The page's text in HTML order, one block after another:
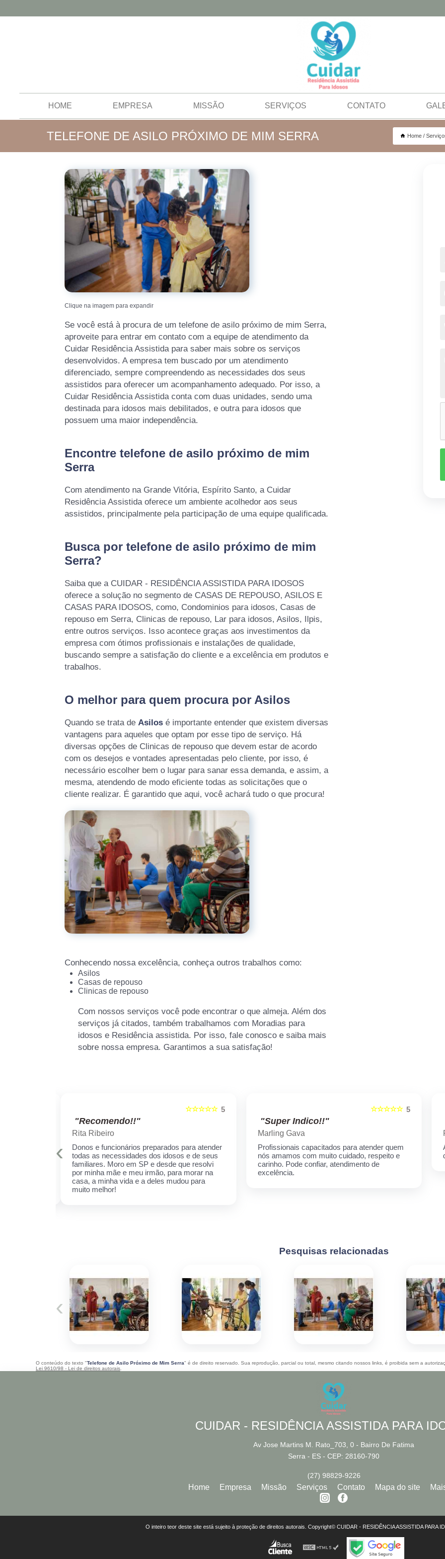
HOME EMPRESA MISSÃO SERVIÇOS CONTATO
TELEFONE DE ASILO PRÓXIMO DE MIM SERRA Home
Clique na imagem para expandir
Se você está à procura de um telefone de asilo próximo de mim Serra,
aproveite para entrar em contato com a equipe de atendimento da
Cuidar Residência Assistida para saber mais sobre os serviços
desenvolvidos. A empresa tem buscado por um atendimento
diferenciado, sempre compreendendo as necessidades dos seus
assistidos para oferecer um acompanhamento adequado. Por isso, a
Cuidar Residência Assistida conta com duas unidades, sendo uma
destinada para idosos mais debilitados, e outra para idosos que
possuem uma maior independência.
Encontre telefone de asilo próximo de mim
Serra
Com atendimento na Grande Vitória, Espírito Santo, a Cuidar
Residência Assistida oferece um ambiente acolhedor aos seus
assistidos, principalmente pela participação de uma equipe qualificada.
Busca por telefone de asilo próximo de mim
Serra?
Saiba que a CUIDAR - RESIDÊNCIA ASSISTIDA PARA IDOSOS
oferece a solução no segmento de CASAS DE REPOUSO, ASILOS E
CASAS PARA IDOSOS, como, Condominios para idosos, Casas de
repouso em Serra, Clinicas de repouso, Lar para idosos, Asilos, Ilpis,
entre outros serviços. Isso acontece graças aos investimentos da
empresa com ótimos profissionais e instalações de qualidade,
buscando sempre a satisfação do cliente e a excelência em produtos e
trabalhos.
O melhor para quem procura por Asilos
Quando se trata de Asilos é importante entender que existem diversas
vantagens para aqueles que optam por esse tipo de serviço. Há
diversas opções de Clinicas de repouso que devem estar de acordo
com os desejos e vontades apresentadas pelo cliente, por isso, é
necessário escolher bem o lugar para sanar essa demanda, e assim, a
mesma, atendendo de modo eficiente todas as solicitações que o
cliente realizar. É garantido que aqui, você achará tudo o que procura!
Conhecendo nossa excelência, conheça outros trabalhos como:
Asilos
Casas de repouso
Clinicas de repouso
Com nossos serviços você pode encontrar o que almeja. Além dos
serviços já citados, também trabalhamos com Moradias para
idosos e Residência assistida. Por isso, fale conosco e saiba mais
sobre nossa empresa. Garantimos a sua satisfação!
5
☆☆☆☆☆
"Recomendo!!"
Rita Ribeiro
Donos e funcionários preparados para atender
todas as necessidades dos idosos e de seus
familiares. Moro em SP e desde que resolvi
por minha mãe e meu irmão, para morar na
casa, a minha vida e a deles mudou para
muito melhor!
5
☆☆☆☆☆
"Super Indico!!"
Marling Gava
Profissionais capacitados para atender quem
nós amamos com muito cuidado, respeito e
carinho. Pode confiar, atendimento de
excelência.
‹
Pesquisas relacionadas
‹
O conteúdo do texto "Telefone de Asilo Próximo de Mim Serra" é de direito reservado. Sua reprodução, parcial ou total, mesmo citando nossos links, é proibida sem a
Lei 9610/98 - Lei de direitos autorais
CUIDAR - RESIDÊNCIA ASSISTIDA PARA
Av Jose Martins M. Rato_703, 0 - Bairro De Fatima
Serra - ES - CEP: 28160-790
(27) 98829-9226
Home Empresa Missão Serviços Contato Mapa do site
O inteiro teor deste site está sujeito à proteção de direitos autorais. Copyright© CUIDAR - RESIDÊNCIA ASSISTIDA PARA